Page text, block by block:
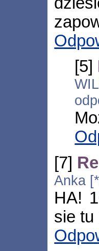
[5]
[7]
Anka
HA!
sie tu